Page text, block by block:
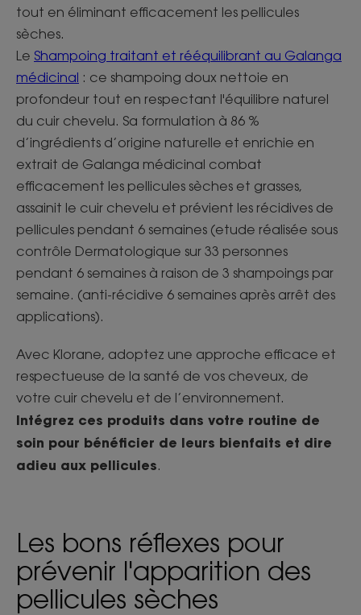
tout en éliminant efficacement les pellicules
sèches.
Le Shampoing traitant et rééquilibrant au Galanga
médicinal : ce shampoing doux nettoie en
profondeur tout en respectant l'équilibre naturel
du cuir chevelu. Sa formulation à 86 %
d’ingrédients d’origine naturelle et enrichie en
extrait de Galanga médicinal combat
efficacement les pellicules sèches et grasses,
assainit le cuir chevelu et prévient les récidives de
pellicules pendant 6 semaines (etude réalisée sous
contrôle Dermatologique sur 33 personnes
pendant 6 semaines à raison de 3 shampoings par
semaine. (anti-récidive 6 semaines après arrêt des
applications).
Avec Klorane, adoptez une approche efficace et
respectueuse de la santé de vos cheveux, de
votre cuir chevelu et de l’environnement.
Intégrez ces produits dans votre routine de
soin pour bénéficier de leurs bienfaits et dire
adieu aux pellicules.
Les bons réflexes pour
prévenir l'apparition des
pellicules sèches